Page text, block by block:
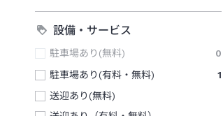
設備・サービス
駐車場あり(無料)
0
駐車場あり(有料・無料)
1
送迎あり(無料)